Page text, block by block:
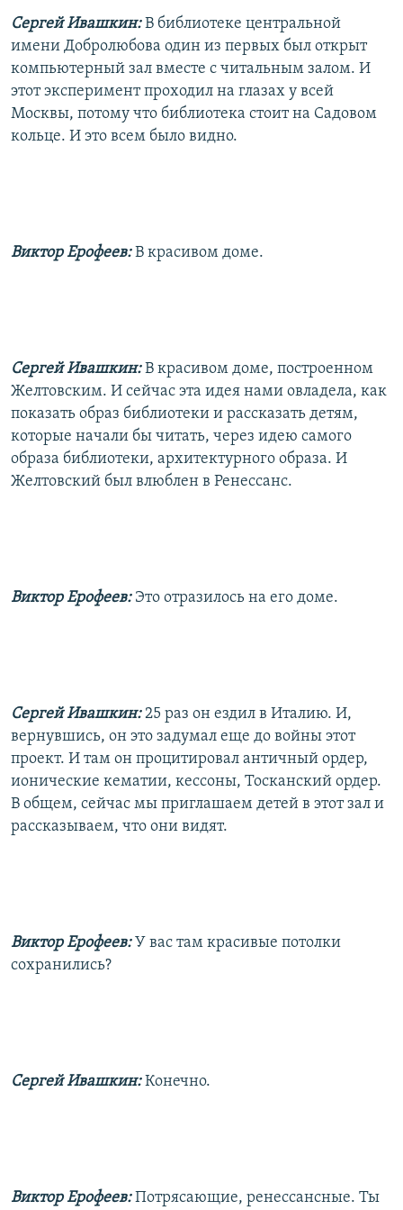
Сергей Ивашкин: В библиотеке центральной
имени Добролюбова один из первых был открыт
компьютерный зал вместе с читальным залом. И
этот эксперимент проходил на глазах у всей
Москвы, потому что библиотека стоит на Садовом
кольце. И это всем было видно.
Виктор Ерофеев: В красивом доме.
Сергей Ивашкин: В красивом доме, построенном
Желтовским. И сейчас эта идея нами овладела, как
показать образ библиотеки и рассказать детям,
которые начали бы читать, через идею самого
образа библиотеки, архитектурного образа. И
Желтовский был влюблен в Ренессанс.
Виктор Ерофеев: Это отразилось на его доме.
Сергей Ивашкин: 25 раз он ездил в Италию. И,
вернувшись, он это задумал еще до войны этот
проект. И там он процитировал античный ордер,
ионические кематии, кессоны, Тосканский ордер.
В общем, сейчас мы приглашаем детей в этот зал и
рассказываем, что они видят.
Виктор Ерофеев: У вас там красивые потолки
сохранились?
Сергей Ивашкин: Конечно.
Виктор Ерофеев: Потрясающие, ренессансные. Ты